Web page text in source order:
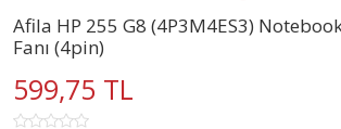
Afila HP 255 G8 (4P3M4ES3)
Fanı (4pin)
599,75 TL